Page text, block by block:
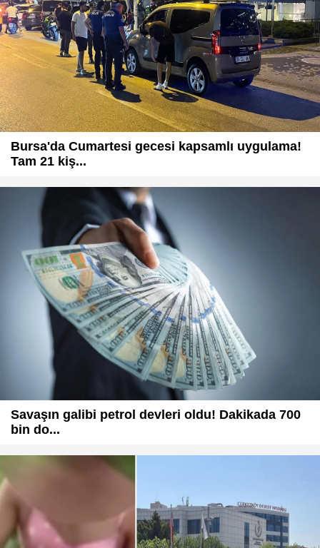
Bursa'da Cumartesi gecesi kapsamlı uygulama!
Tam 21 kiş...
Savaşın galibi petrol devleri oldu! Dakikada 700
bin do...